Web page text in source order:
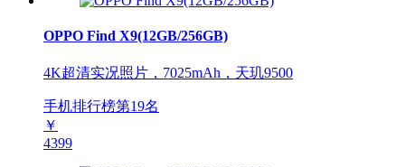
OPPO Find X9(12GB/256GB)
4K超清实况照片，7025mAh，天玑9500
手机排行榜第19名
￥
4399